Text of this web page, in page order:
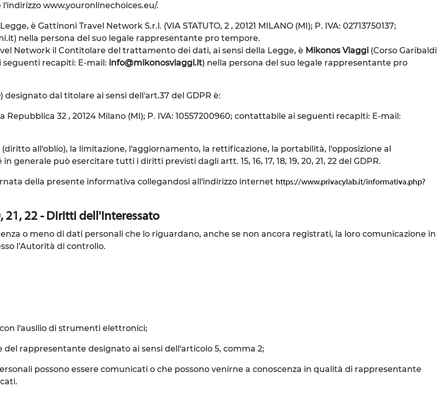
www.youronlinechoices.eu/.
è Gattinoni Travel Network S.r.l. (VIA STATUTO, 2 , 20121 MILANO (MI); P. IVA: 02713750137;
nella persona del suo legale rappresentante pro tempore.
Network il Contitolare del trattamento dei dati, ai sensi della Legge, è Mikonos Viaggi (Corso Garibaldi
recapiti: E-mail: info@mikonosviaggi.it) nella persona del suo legale rappresentante pro
dal titolare ai sensi dell'art.37 del GDPR è:
Repubblica 32 , 20124 Milano (MI); P. IVA: 10557200960; contattabile ai seguenti recapiti: E-mail:
all'oblio), la limitazione, l'aggiornamento, la rettificazione, la portabilità, l'opposizione al
può esercitare tutti i diritti previsti dagli artt. 15, 16, 17, 18, 19, 20, 21, 22 del GDPR.
della presente informativa collegandosi all'indirizzo internet https://www.privacylab.it/informativa.php?
21, 22 - Diritti dell'Interessato
o meno di dati personali che lo riguardano, anche se non ancora registrati, la loro comunicazione in
l’Autorità di controllo.
l'ausilio di strumenti elettronici;
rappresentante designato ai sensi dell'articolo 5, comma 2;
possono essere comunicati o che possono venirne a conoscenza in qualità di rappresentante